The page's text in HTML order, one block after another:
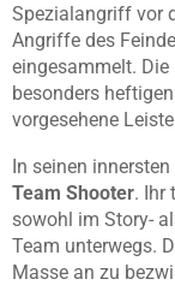
Spezialangriff vor
Angriffe des
eingesammelt.
besonders
vorgesehene
In seinen
Team Shooter. Ihr
sowohl im Story-
Team unterwegs.
Masse an zu